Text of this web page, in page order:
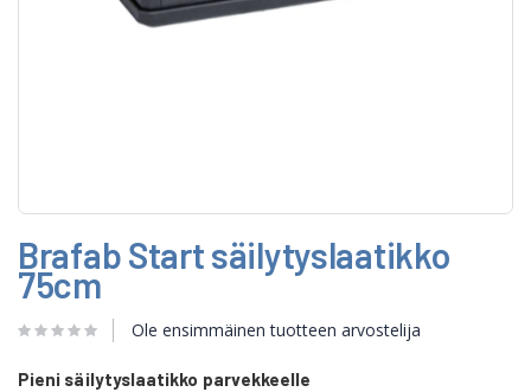
to
the
beginning
the
gallery
Brafab Start säilytyslaatikko
75cm
Ole ensimmäinen tuotteen arvostelija
Pieni säilytyslaatikko parvekkeelle